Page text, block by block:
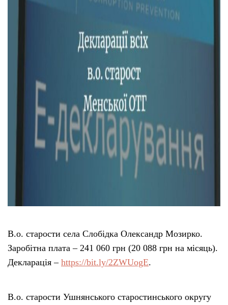
В.о. старости села Слобідка Олександр Мозирко.
Заробітна плата – 241 060 грн (20 088 грн на місяць).
Декларація – https://bit.ly/2ZWUogE.
В.о. старости Ушнянського старостинського округу